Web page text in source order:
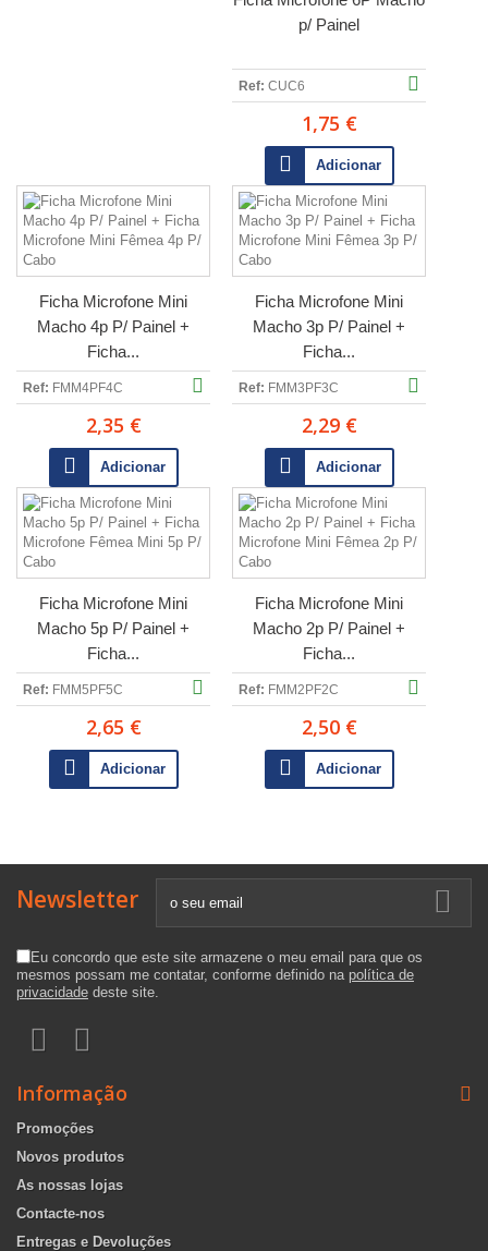
p/ Painel
Ref: CUC6
1,75 €
Adicionar
Ficha Microfone Mini
Macho 4p P/ Painel +
Ficha...
Ref: FMM4PF4C
2,35 €
Adicionar
Ficha Microfone Mini
Macho 3p P/ Painel +
Ficha...
Ref: FMM3PF3C
2,29 €
Adicionar
Ficha Microfone Mini
Macho 5p P/ Painel +
Ficha...
Ref: FMM5PF5C
2,65 €
Adicionar
Ficha Microfone Mini
Macho 2p P/ Painel +
Ficha...
Ref: FMM2PF2C
2,50 €
Adicionar
Newsletter
Eu concordo que este site armazene o meu email para que os
mesmos possam me contatar, conforme definido na política de
privacidade deste site.
Informação
Promoções
Novos produtos
As nossas lojas
Contacte-nos
Entregas e Devoluções